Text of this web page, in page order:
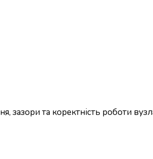
зазори та коректність роботи